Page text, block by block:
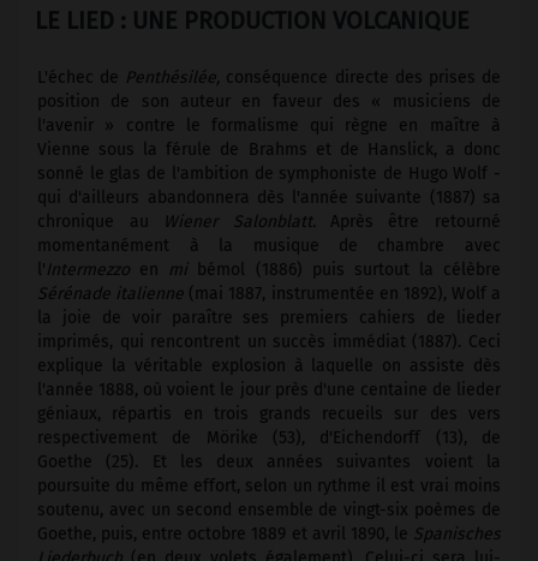
LE LIED : UNE PRODUCTION VOLCANIQUE
L'échec de Penthésilée, conséquence directe des prises de
position de son auteur en faveur des « musiciens de
l'avenir » contre le formalisme qui règne en maître à
Vienne sous la férule de Brahms et de Hanslick, a donc
sonné le glas de l'ambition de symphoniste de Hugo Wolf ­
qui d'ailleurs abandonnera dès l'année suivante (1887) sa
chronique au
Wiener Salonblatt. Après être retourné
momentanément à la musique de chambre avec
l'Intermezzo en mi
bémol (1886) puis surtout la célèbre
Sérénade italienne (mai 1887, instrumentée en 1892), Wolf a
la joie de voir paraître ses premiers cahiers de lieder
imprimés, qui rencontrent un succès immédiat (1887). Ceci
explique la véritable explosion à laquelle on assiste dès
l'année 1888, où voient le jour près d'une centaine de lieder
géniaux, répartis en trois grands recueils sur des vers
respectivement de Mörike (53), d'Eichendorff (13), de
Goethe (25). Et les deux années suivantes voient la
poursuite du même effort, selon un rythme il est vrai moins
soutenu, avec un second ensemble de vingt-six poèmes de
Goethe, puis, entre octobre 1889 et avril 1890, le Spanisches